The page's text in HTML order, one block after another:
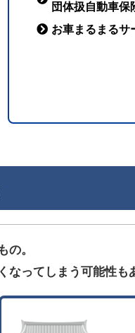
団体扱自動車保
お車まるまるサ
。
ってしまう可能性も